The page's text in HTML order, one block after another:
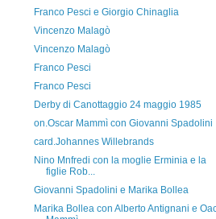
Franco Pesci e Giorgio Chinaglia
Vincenzo Malagò
Vincenzo Malagò
Franco Pesci
Franco Pesci
Derby di Canottaggio 24 maggio 1985
on.Oscar Mammì con Giovanni Spadolini
card.Johannes Willebrands
Nino Mnfredi con la moglie Erminia e la
figlie Rob...
Giovanni Spadolini e Marika Bollea
Marika Bollea con Alberto Antignani e